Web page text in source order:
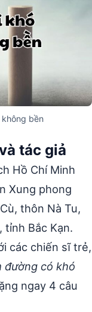
bền
tác giả
Hồ Chí Minh
Xung phong
thôn Nà Tu,
tỉnh Bắc Kạn.
các chiến sĩ trẻ,
đường có khó
ngay 4 câu